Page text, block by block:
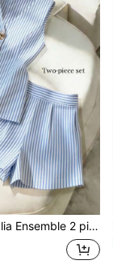
Top sans manches élégant bleu et blanc + ensemble short, ensemble 2 pièces rayé d'été décontracté, ensemble 2 pièces rayé bleu et blanc, ensemble 2 pièces élégant pour femmes, tenue de navettage décontractée, ensemble d'été pour femmes, tenue 2 pièces, ensemble bleu pour femmes, ensemble blanc pour femmes, ensemble 2 pièces pour femmes